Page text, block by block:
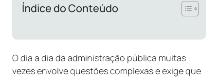
Índice do Conteúdo
O dia a dia da administração pública muitas
vezes envolve questões complexas e exige que